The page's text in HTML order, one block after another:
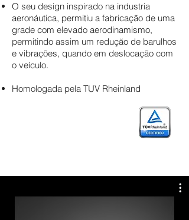
O seu design inspirado na industria
aeronáutica, permitiu a fabricação de uma
grade com elevado aerodinamismo,
permitindo assim um redução de barulhos
e vibrações, quando em deslocação com
o veículo.
Homologada pela TUV Rheinland